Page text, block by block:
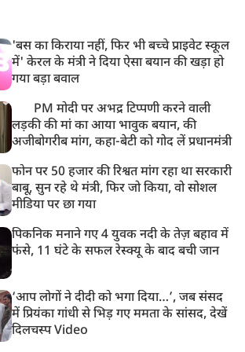
'बस का किराया नहीं, फिर भी बच्चे प्राइवेट स्कूल
में' केरल के मंत्री ने दिया ऐसा बयान की खड़ा हो
गया बड़ा बवाल
PM मोदी पर अभद्र टिप्पणी करने वाली
लड़की की मां का आया भावुक बयान, की
अजीबोगरीब मांग, कहा-बेटी को गोद लें प्रधानमंत्री
फोन पर 50 हजार की रिश्वत मांग रहा था सरकारी
बाबू, सुन रहे थे मंत्री, फिर जो किया, वो सोशल
मीडिया पर छा गया
पिकनिक मनाने गए 4 युवक नदी के तेज़ बहाव में
फंसे, 11 घंटे के सफल रेस्क्यू के बाद बची जान
‘आप लोगों ने दीदी को भगा दिया…’, जब संसद
में प्रियंका गांधी से भिड़ गए ममता के सांसद, देखें
दिलचस्प Video